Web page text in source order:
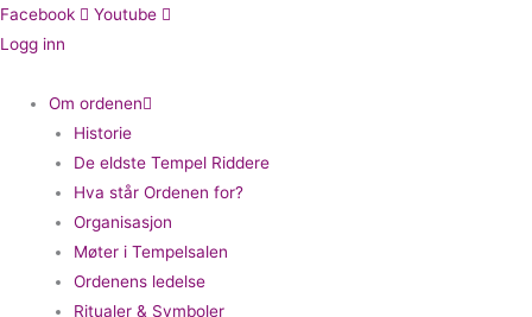
Hopp
rett
innholdet
Facebook
Youtube
Logg inn
Om ordenen
Historie
De eldste Tempel Riddere
Hva står Ordenen for?
Organisasjon
Møter i Tempelsalen
Ordenens ledelse
Ritualer & Symboler